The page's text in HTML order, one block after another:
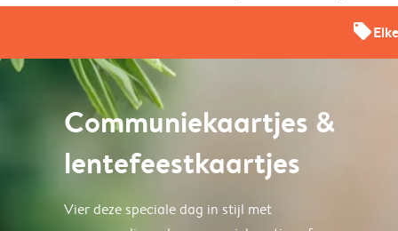
offers
Communiekaartjes &
lentefeestkaartjes
Vier deze speciale dag in stijl met